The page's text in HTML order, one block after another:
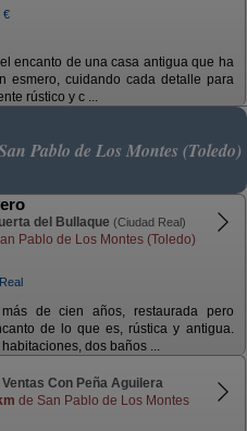
€
encanto de una casa antigua que ha
esmero, cuidando cada detalle para
rústico y c ...
Pablo de Los Montes (Toledo)
del Bullaque (Ciudad Real)
Pablo de Los Montes (Toledo)
de cien años, restaurada pero
de lo que es, rústica y antigua.
dos baños ...
Ventas Con Peña Aguilera
de San Pablo de Los Montes